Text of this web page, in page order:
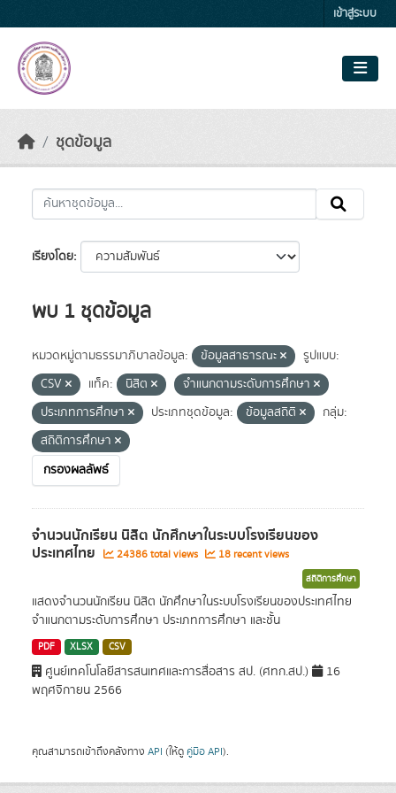
เข้าสู่ระบบ
ชุดข้อมูล
เรียงโดย
พบ 1 ชุดข้อมูล
หมวดหมู่ตามธรรมาภิบาลข้อมูล: ข้อมูลสาธารณะ
รูปแบบ:
CSV
แท็ค: นิสิต
จำแนกตามระดับการศึกษา
ประเภทการศึกษา
ประเภทชุดข้อมูล: ข้อมูลสถิติ
กลุ่ม:
สถิติการศึกษา
กรองผลลัพธ์
จำนวนนักเรียน นิสิต นักศึกษาในระบบโรงเรียนของ
ประเทศไทย 24386 total views 18 recent views
สถิติการศึกษา
แสดงจำนวนนักเรียน นิสิต นักศึกษาในระบบโรงเรียนของประเทศไทย
จำแนกตามระดับการศึกษา ประเภทการศึกษา และชั้น
PDF XLSX CSV
ศูนย์เทคโนโลยีสารสนเทศและการสื่อสาร สป. (ศทก.สป.)
16
พฤศจิกายน 2566
คุณสามารถเข้าถึงคลังทาง API (ให้ดู คู่มือ API).